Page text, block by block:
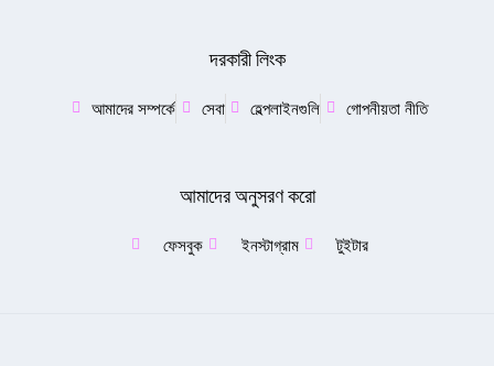
দরকারী লিংক
আমাদের সম্পর্কে সেবা হেল্পলাইনগুলি গোপনীয়তা নীতি
আমাদের অনুসরণ করো
ফেসবুক ইনস্টাগ্রাম টুইটার